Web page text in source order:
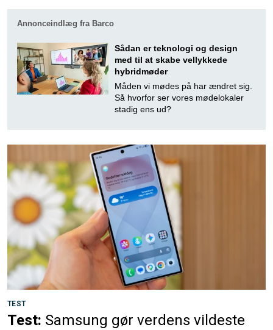
Annonceindlæg fra Barco
Sådan er teknologi og design
med til at skabe vellykkede
hybridmøder
Måden vi mødes på har ændret sig.
Så hvorfor ser vores mødelokaler
stadig ens ud?
TEST
Test: Samsung gør verdens vildeste